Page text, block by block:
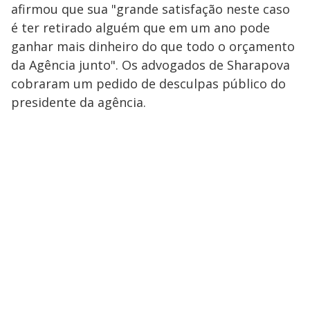
afirmou que sua "grande satisfação neste caso
é ter retirado alguém que em um ano pode
ganhar mais dinheiro do que todo o orçamento
da Agência junto". Os advogados de Sharapova
cobraram um pedido de desculpas público do
presidente da agência.